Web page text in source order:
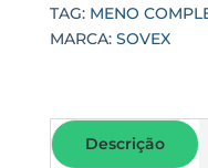
TAG: MENO
MARCA: SOVEX
Descrição